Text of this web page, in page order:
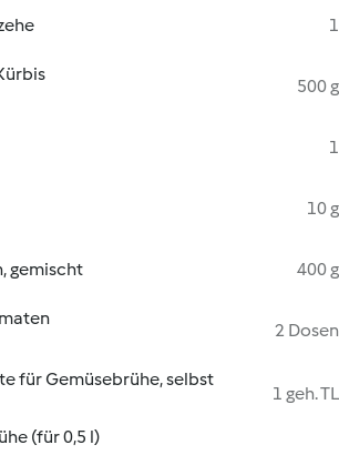
1
500 g
1
10 g
gemischt 400 g
2 Dosen
für Gemüsebrühe, selbst
1 geh. TL
(für 0,5 l)